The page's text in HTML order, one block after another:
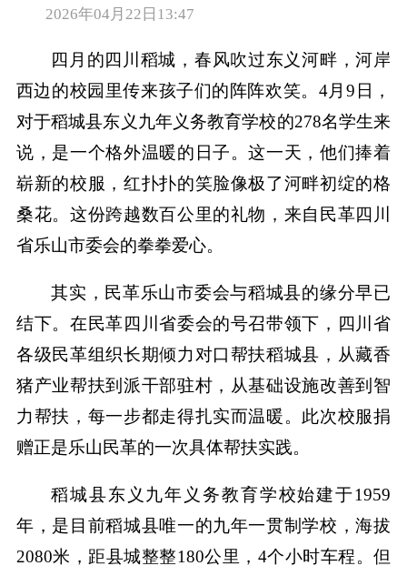
2026年04月22日13:47
四月的四川稻城，春风吹过东义河畔，河岸
西边的校园里传来孩子们的阵阵欢笑。4月9日，
对于稻城县东义九年义务教育学校的278名学生来
说，是一个格外温暖的日子。这一天，他们捧着
崭新的校服，红扑扑的笑脸像极了河畔初绽的格
桑花。这份跨越数百公里的礼物，来自民革四川
省乐山市委会的拳拳爱心。
其实，民革乐山市委会与稻城县的缘分早已
结下。在民革四川省委会的号召带领下，四川省
各级民革组织长期倾力对口帮扶稻城县，从藏香
猪产业帮扶到派干部驻村，从基础设施改善到智
力帮扶，每一步都走得扎实而温暖。此次校服捐
赠正是乐山民革的一次具体帮扶实践。
稻城县东义九年义务教育学校始建于1959
年，是目前稻城县唯一的九年一贯制学校，海拔
2080米，距县城整整180公里，4个小时车程。但